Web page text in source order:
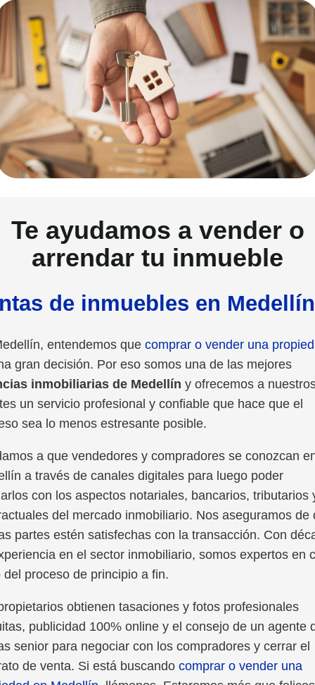
Te ayudamos a vender o
arrendar tu inmueble
de inmuebles en Medellín
entendemos quecomprar o vender una
gran decisión. Por eso somos una de las mejores
inmobiliarias de Medellín y ofrecemos a
un servicio profesional y confiable que hace que el
sea lo menos estresante posible.
a que vendedores y compradores se conozcan
a través de canales digitales para luego poder
con los aspectos notariales, bancarios, tributarios
del mercado inmobiliario. Nos aseguramos de
partes estén satisfechas con la transacción. Con
en el sector inmobiliario, somos expertos en
del proceso de principio a fin.
obtienen tasaciones y fotos profesionales
publicidad 100% online y el consejo de un agente
senior para negociar con los compradores y cerrar el
de venta. Si está buscandocomprar o vender una